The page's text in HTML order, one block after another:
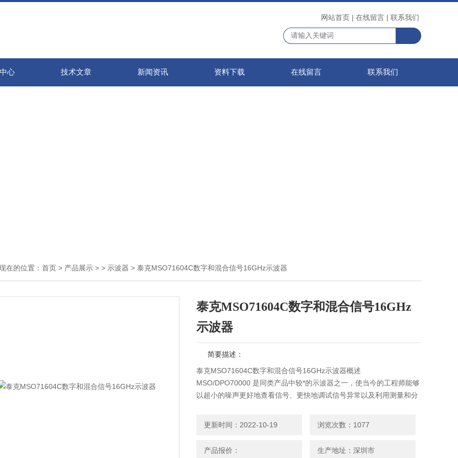
网站首页 | 在线留言 | 联系我们
心 技术文章 新闻资讯 资料下载 在线留言 联系我们
在的位置： 首页 > 产品展示 > > 示波器 > 泰克MSO71604C数字和混合信号16GHz示波器
泰克MSO71604C数字和混合信号16GHz
示波器
简要描述：
泰克MSO71604C数字和混合信号16GHz示波器概述
MSO/DPO70000 是同类产品中较*的示波器之一，使当今的工程师能够
以超小的噪声更好地查看信号、更快地调试信号异常以及利用测量和分
适合于模拟/数字设计和调试、数据通信和高速串行通信。
更新时间：2022-10-19 浏览次数：1077
产品报价： 生产地址：深圳市